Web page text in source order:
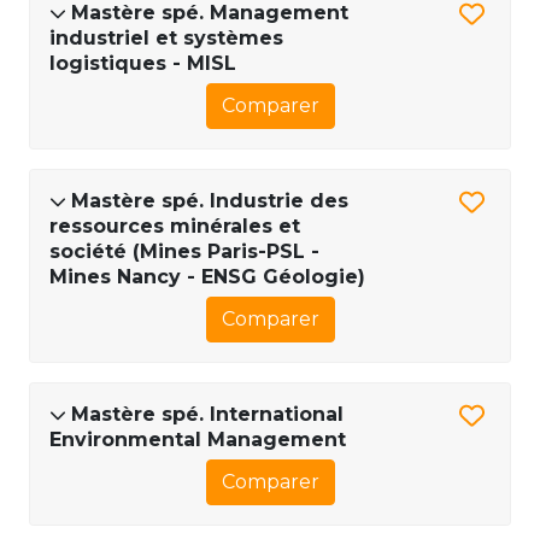
Mastère spé. Management
industriel et systèmes
logistiques - MISL
Comparer
Mastère spé. Industrie des
ressources minérales et
société (Mines Paris-PSL -
Mines Nancy - ENSG Géologie)
Comparer
Mastère spé. International
Environmental Management
Comparer